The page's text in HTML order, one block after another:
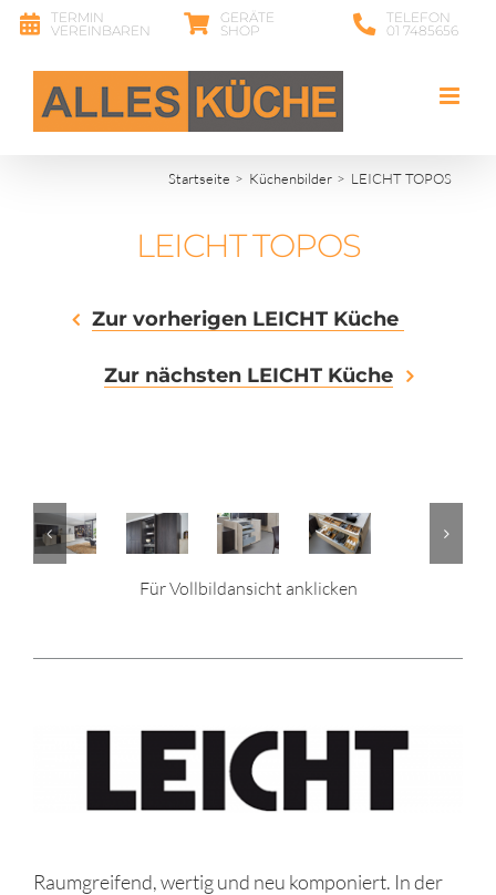
Zum
Inhalt
springen
TERMIN
VEREINBAREN
GERÄTE
SHOP
TELEFON
01 7485656
Startseite Küchenbilder LEICHT TOPOS
LEICHT TOPOS
Zur vorherigen LEICHT Küche
Zur nächsten LEICHT Küche
Für Vollbildansicht anklicken
Raumgreifend, wertig und neu komponiert. In der